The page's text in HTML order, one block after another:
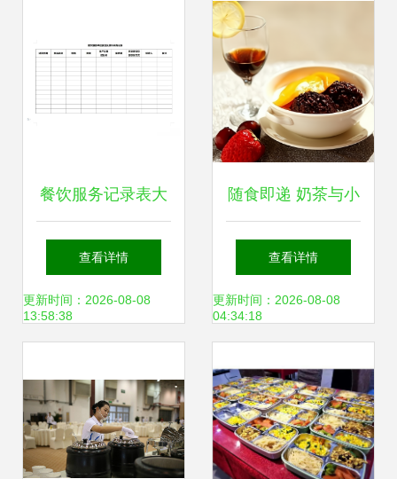
餐饮服务记录表大
全，轻松管理你的
餐厅！
查看详情
更新时间：2026-08-08
13:58:38
随食即递 奶茶与小
吃的美味邂逅
查看详情
更新时间：2026-08-08
04:34:18